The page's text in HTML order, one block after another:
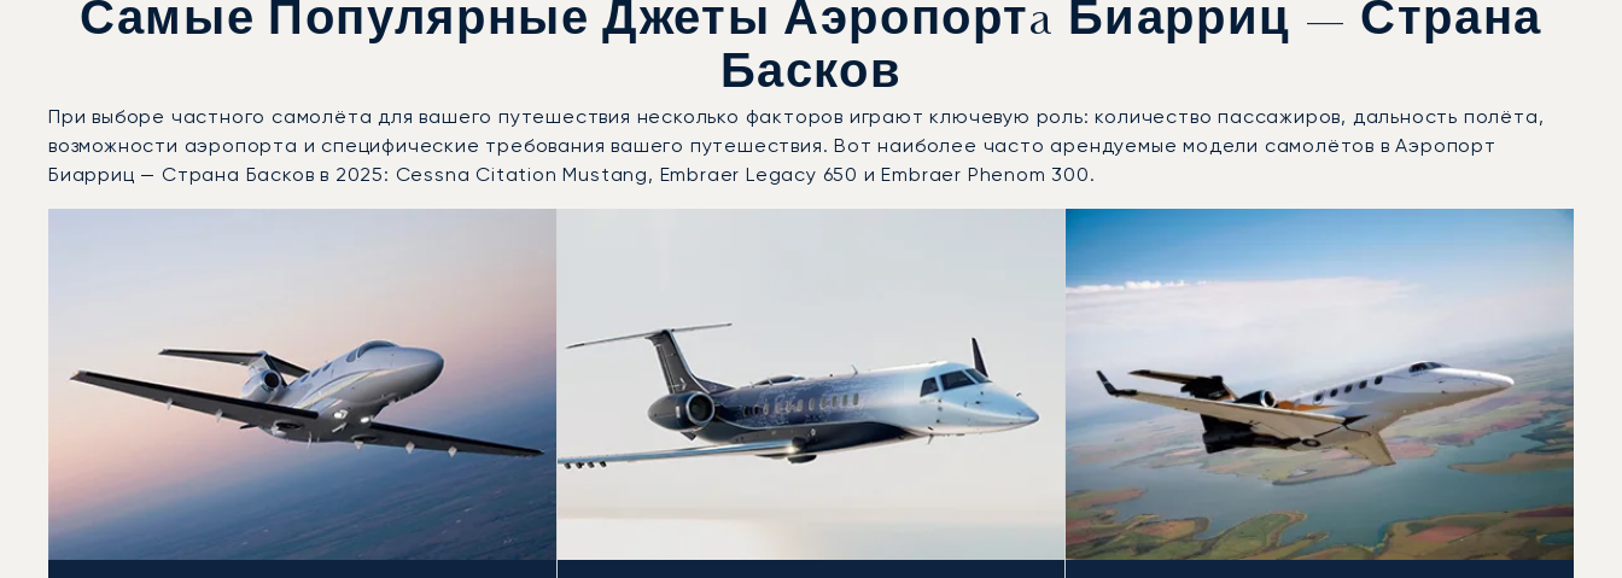
Самые Популярные Джеты Аэропортa Биарриц — Страна
Басков
При выборе частного самолёта для вашего путешествия несколько факторов играют ключевую роль: количество пассажиров, дальность полёта,
возможности аэропорта и специфические требования вашего путешествия. Вот наиболее часто арендуемые модели самолётов в Аэропорт
Биарриц — Страна Басков в 2025: Cessna Citation Mustang, Embraer Legacy 650 и Embraer Phenom 300.
Аэропорт Биарриц — Страна Басков : 3 наиболее востребованные модели воздушных судов по числу полётных движений в 2025 году